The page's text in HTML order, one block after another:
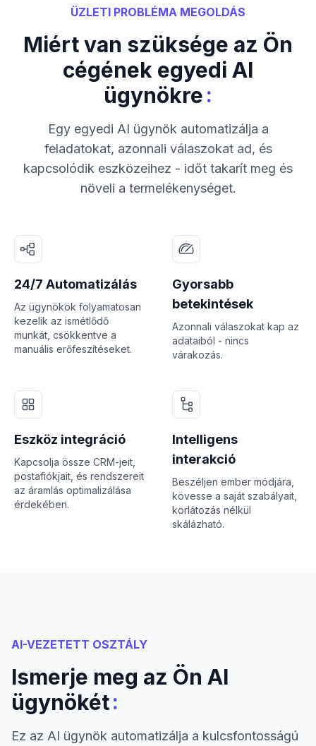
ÜZLETI PROBLÉMA MEGOLDÁS
Miért van szüksége az Ön
cégének egyedi AI
ügynökre:
Egy egyedi AI ügynök automatizálja a
feladatokat, azonnali válaszokat ad, és
kapcsolódik eszközeihez - időt takarít meg és
növeli a termelékenységet.
24/7 Automatizálás
Az ügynökök folyamatosan
kezelik az ismétlődő
munkát, csökkentve a
manuális erőfeszítéseket.
Gyorsabb
betekintések
Azonnali válaszokat kap az
adataiból - nincs
várakozás.
Eszköz integráció
Kapcsolja össze CRM-jeit,
postafiókjait, és rendszereit
az áramlás optimalizálása
érdekében.
Intelligens
interakció
Beszéljen ember módjára,
kövesse a saját szabályait,
korlátozás nélkül
skálázható.
AI-VEZETETT OSZTÁLY
Ismerje meg az Ön AI
ügynökét:
Ez az AI ügynök automatizálja a kulcsfontosságú